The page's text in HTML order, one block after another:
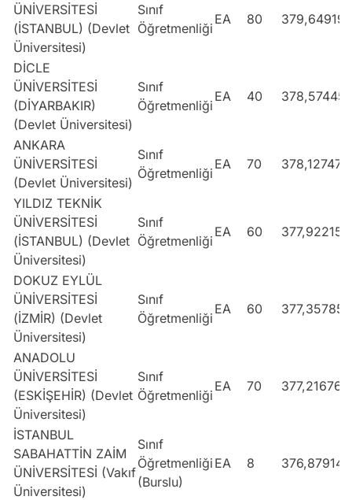
ÜNİVERSİTESİ
(İSTANBUL) (Devlet
Üniversitesi)
Sınıf
Öğretmenliği
EA 80 379,64919
DİCLE
ÜNİVERSİTESİ
(DİYARBAKIR)
(Devlet Üniversitesi)
Sınıf
Öğretmenliği
EA 40 378,57445
ANKARA
ÜNİVERSİTESİ
(Devlet Üniversitesi)
Sınıf
Öğretmenliği
EA 70 378,12747
YILDIZ TEKNİK
ÜNİVERSİTESİ
(İSTANBUL) (Devlet
Üniversitesi)
Sınıf
Öğretmenliği
EA 60 377,92215
DOKUZ EYLÜL
ÜNİVERSİTESİ
(İZMİR) (Devlet
Üniversitesi)
Sınıf
Öğretmenliği
EA 60 377,35785
ANADOLU
ÜNİVERSİTESİ
(ESKİŞEHİR) (Devlet
Üniversitesi)
Sınıf
Öğretmenliği
EA 70 377,21676
İSTANBUL
SABAHATTİN ZAİM
ÜNİVERSİTESİ (Vakıf
Üniversitesi)
Sınıf
Öğretmenliği
(Burslu)
EA 8 376,87914